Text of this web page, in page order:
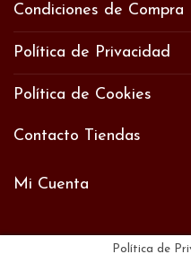
Condiciones de Compra
Política de Privacidad
Política de Cookies
Contacto Tiendas
Mi Cuenta
Política de